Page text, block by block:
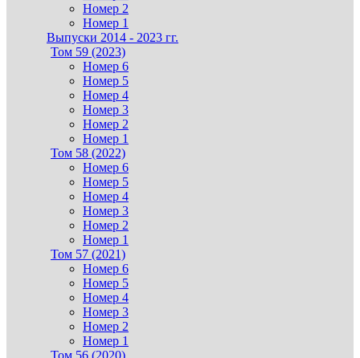
Номер 2
Номер 1
Выпуски 2014 - 2023 гг.
Том 59 (2023)
Номер 6
Номер 5
Номер 4
Номер 3
Номер 2
Номер 1
Том 58 (2022)
Номер 6
Номер 5
Номер 4
Номер 3
Номер 2
Номер 1
Том 57 (2021)
Номер 6
Номер 5
Номер 4
Номер 3
Номер 2
Номер 1
Том 56 (2020)